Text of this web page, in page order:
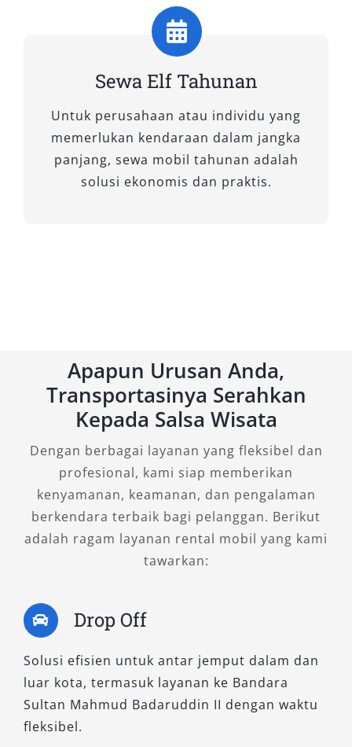
antar jemput Bandara Sultan Mahmud
Badaruddin II dan perjalanan keluar kota.
2. Elf Short
Untuk kebutuhan transportasi kelompok
menengah, Elf Short menjadi solusi efisien dan
hemat. Dengan kapasitas 11 hingga 14 seat,
3. Elf NLR
Sebagai inovasi terbaru dari lini kendaraan Elf,
Elf NLR menawarkan perpaduan antara desain
modern, efisiensi bahan bakar, dan performa
tangguh. Tipe ini banyak diminati untuk
kebutuhan rental Elf Palembang karena
tampilannya yang lebih stylish dan interior
yang dirancang untuk kenyamanan maksimal.
harian, bulanan, hingga event-event resmi. Elf
NLR dilengkapi dengan sistem suspensi lebih
stabil dan fitur keselamatan yang ditingkatkan,
menjadikannya pilihan favorit pelanggan yang
mengutamakan keamanan dan kenyamanan.
Dengan beragam pilihan unit seperti Elf Long,
Sewa Elf Tahunan
Untuk perusahaan atau individu yang
memerlukan kendaraan dalam jangka
panjang, sewa mobil tahunan adalah
solusi ekonomis dan praktis.
Apapun Urusan Anda,
Transportasinya Serahkan
Kepada Salsa Wisata
Dengan berbagai layanan yang fleksibel dan
profesional, kami siap memberikan
kenyamanan, keamanan, dan pengalaman
berkendara terbaik bagi pelanggan. Berikut
adalah ragam layanan rental mobil yang kami
tawarkan:
Drop Off
Solusi efisien untuk antar jemput dalam dan
luar kota, termasuk layanan ke Bandara
Sultan Mahmud Badaruddin II dengan waktu
fleksibel.